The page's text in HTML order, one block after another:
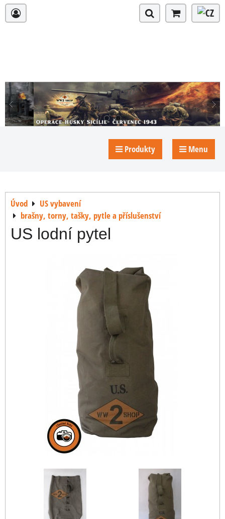
Produkty Menu
Úvod
US vybavení
brašny, torny, tašky, pytle a příslušenství
US lodní pytel